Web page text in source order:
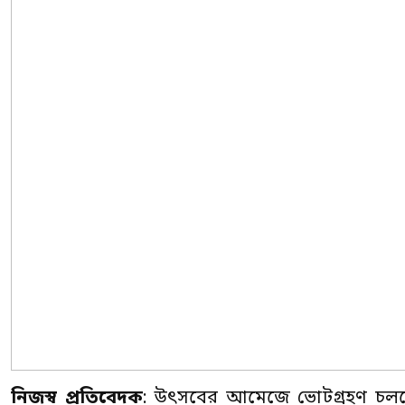
নিজস্ব প্রতিবেদক: উৎসবের আমেজে ভোটগ্রহণ